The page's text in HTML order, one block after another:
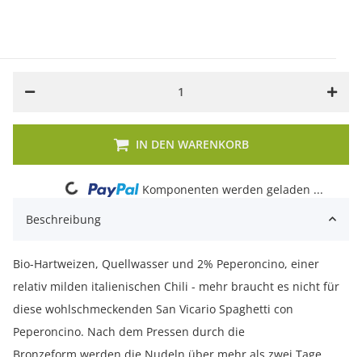
IN DEN WARENKORB
Loading...
Komponenten werden geladen ...
Beschreibung
Bio-Hartweizen, Quellwasser und 2% Peperoncino, einer
relativ milden italienischen Chili - mehr braucht es nicht für
diese wohlschmeckenden San Vicario Spaghetti con
Peperoncino. Nach dem Pressen durch die
Bronzeform werden die Nudeln über mehr als zwei Tage